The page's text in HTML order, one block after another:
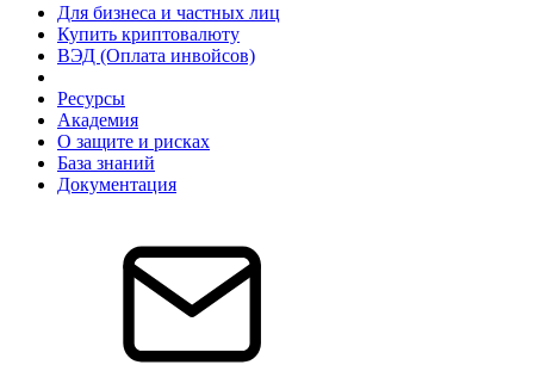
Для бизнеса и частных лиц
Купить криптовалюту
ВЭД (Оплата инвойсов)
Ресурсы
Академия
О защите и рисках
База знаний
Документация